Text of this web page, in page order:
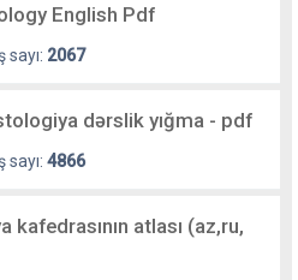
English Pdf
sayı: 2067
dərslik yığma - pdf
sayı: 4866
kafedrasının atlası (az,ru,